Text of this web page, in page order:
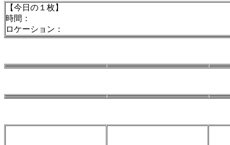
【今日の１枚】
時間：
ロケーション：